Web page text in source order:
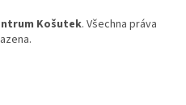
Košutek. Všechna práva